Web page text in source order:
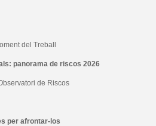
del Treball
panorama de riscos 2026
de Riscos
per afrontar-los